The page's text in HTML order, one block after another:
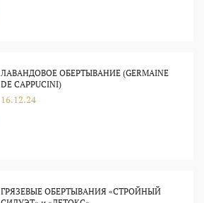
ЛАВАНДОВОЕ ОБЕРТЫВАНИЕ (GERMAINE
DE CAPPUCINI)
16.12.24
ГРЯЗЕВЫЕ ОБЕРТЫВАНИЯ «СТРОЙНЫЙ